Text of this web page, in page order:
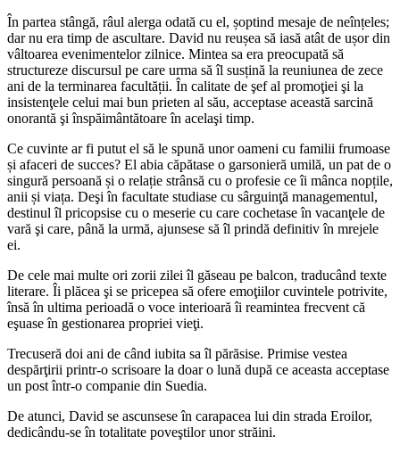
În partea stângă, râul alerga odată cu el, șoptind mesaje de neînțeles;
dar nu era timp de ascultare. David nu reușea să iasă atât de ușor din
vâltoarea evenimentelor zilnice. Mintea sa era preocupată să
structureze discursul pe care urma să îl susțină la reuniunea de zece
ani de la terminarea facultății. În calitate de şef al promoţiei şi la
insistenţele celui mai bun prieten al său, acceptase această sarcină
onorantă şi înspăimântătoare în acelaşi timp.
Ce cuvinte ar fi putut el să le spună unor oameni cu familii frumoase
și afaceri de succes? El abia căpătase o garsonieră umilă, un pat de o
singură persoană și o relație strânsă cu o profesie ce îi mânca nopțile,
anii și viața. Deşi în facultate studiase cu sârguinţă managementul,
destinul îl pricopsise cu o meserie cu care cochetase în vacanţele de
vară şi care, până la urmă, ajunsese să îl prindă definitiv în mrejele
ei.
De cele mai multe ori zorii zilei îl găseau pe balcon, traducând texte
literare. Îi plăcea şi se pricepea să ofere emoţiilor cuvintele potrivite,
însă în ultima perioadă o voce interioară îi reamintea frecvent că
eşuase în gestionarea propriei vieţi.
Trecuseră doi ani de când iubita sa îl părăsise. Primise vestea
despărţirii printr-o scrisoare la doar o lună după ce aceasta acceptase
un post într-o companie din Suedia.
De atunci, David se ascunsese în carapacea lui din strada Eroilor,
dedicându-se în totalitate poveştilor unor străini.